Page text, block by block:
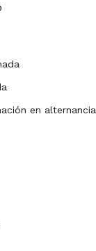
en alternancia